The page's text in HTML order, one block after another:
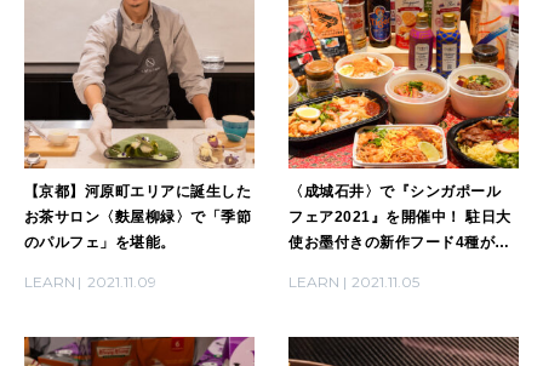
【京都】河原町エリアに誕生した
お茶サロン〈麩屋柳緑〉で「季節
のパルフェ」を堪能。
LEARN 2021.11.09
〈成城石井〉で『シンガポール
フェア2021』を開催中！ 駐日大
使お墨付きの新作フード4種が登
LEARN 2021.11.05